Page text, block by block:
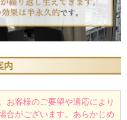
お客様のご要望や適応により
合がございます。あらかじめ